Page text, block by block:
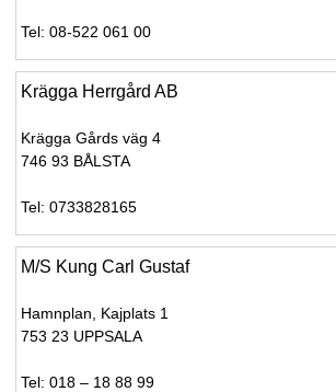
Tel: 08-522 061 00
Krägga Herrgård AB
Krägga Gårds väg 4
746 93 BÅLSTA
Tel: 0733828165
M/S Kung Carl Gustaf
Hamnplan, Kajplats 1
753 23 UPPSALA
Tel: 018 – 18 88 99